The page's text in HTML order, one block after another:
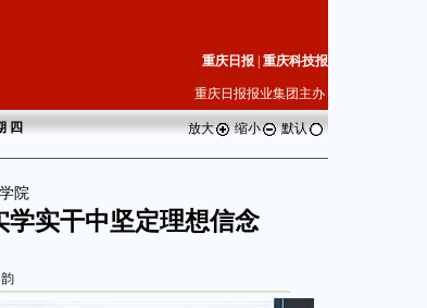
重庆日报 重庆科技报
重庆日报报业集团主办
四 放大 缩小 默认
院
实干中坚定理想信念